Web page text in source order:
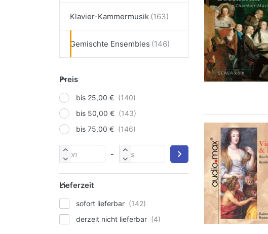
Klavier-Kammermusik
Gemischte Ensembles
Preis
bis 25,00 €
bis 50,00 €
bis 75,00 €
-
Lieferzeit
sofort lieferbar
derzeit nicht lieferbar